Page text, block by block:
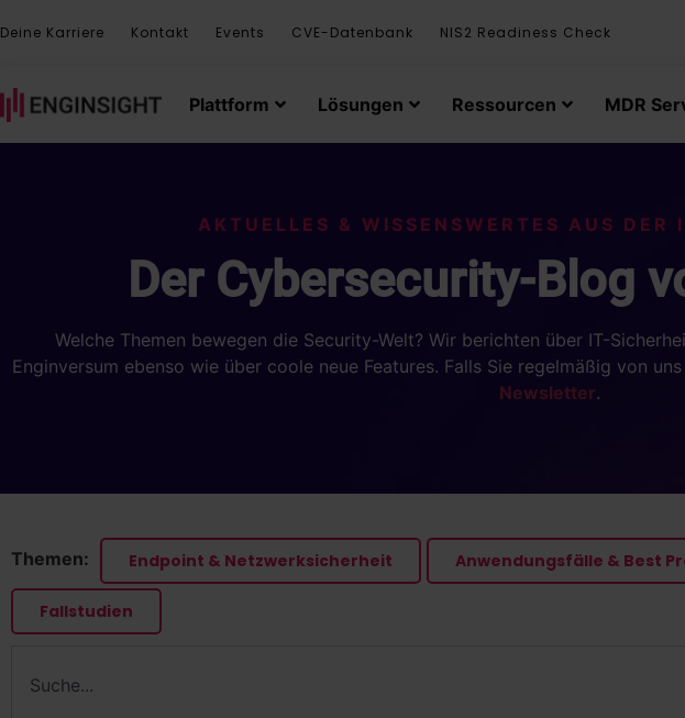
Deine Karriere Kontakt Events CVE-Datenbank NIS2 Readiness Check
Plattform Lösungen Ressourcen MDR
AKTUELLES & WISSENSWERTES AUS DER
Der Cybersecurity-Blog
Welche Themen bewegen die Security-Welt? Wir berichten über IT-
Enginversum ebenso wie über coole neue Features. Falls Sie regelmäßig von
Newsletter.
Themen: Endpoint & Netzwerksicherheit Anwendungsfälle & Best
Fallstudien